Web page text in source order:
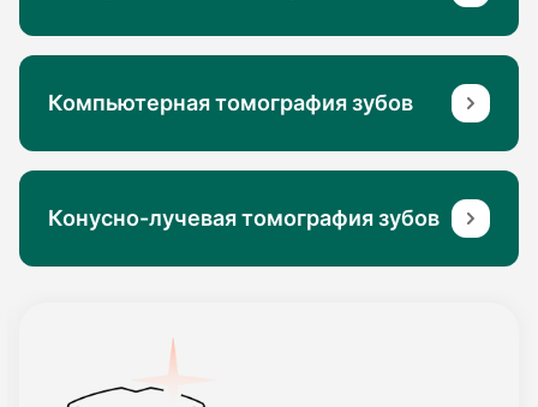
Компьютерная томография зубов
Конусно-лучевая томография зубов